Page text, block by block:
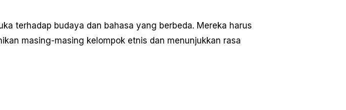
terhadap budaya dan bahasa yang berbeda. Mereka harus
masing-masing kelompok etnis dan menunjukkan rasa